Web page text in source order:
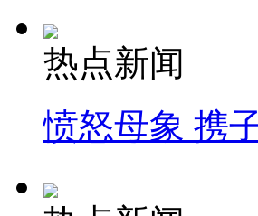
热点新闻
愤怒母象 携